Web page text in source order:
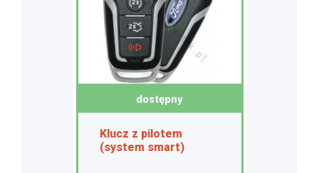
dostępny
Klucz z pilotem
(system smart)